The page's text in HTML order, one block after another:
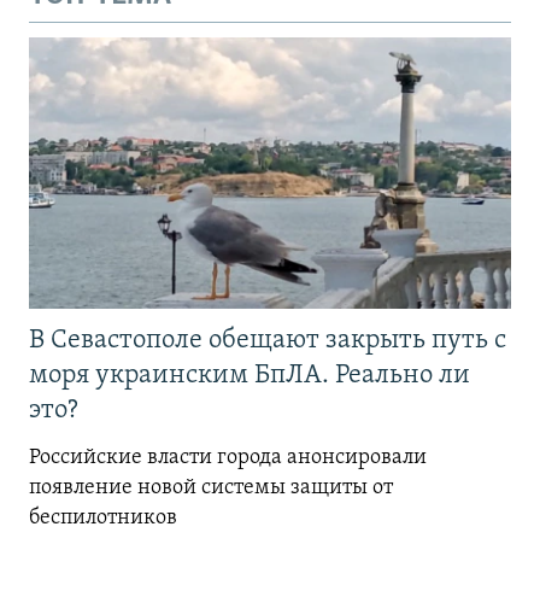
В Севастополе обещают закрыть путь с
моря украинским БпЛА. Реально ли
это?
Российские власти города анонсировали
появление новой системы защиты от
беспилотников